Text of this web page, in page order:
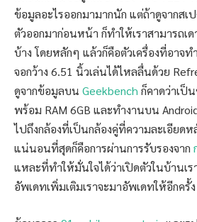
ข้อมูลอะไรออกมามากนัก แต่ถ้าดูจากสเ
ตัวออกมาก่อนหน้า ก็ทำให้เราสามารถเ
บ้าง โดยหลักๆ แล้วก็คือตัวเครื่องที่อาจ
จอกว้าง 6.51 นิ้วเล่นได้ไหลลื่นด้วย
ดูจากข้อมูลบน Geekbench ก็คาดว่าเป็
พร้อม RAM 6GB และทำงานบน
ไปถึงกล้องที่เป็นกล้องคู่ที่ความละเอียด
แน่นอนที่สุดก็คือการผ่านการรับรองจาก
แหละที่ทำให้มั่นใจได้ว่าเปิดตัวในบ้านเ
อัพเดทเพิ่มเติมเราจะมาอัพเดทให้อีกครั้ง